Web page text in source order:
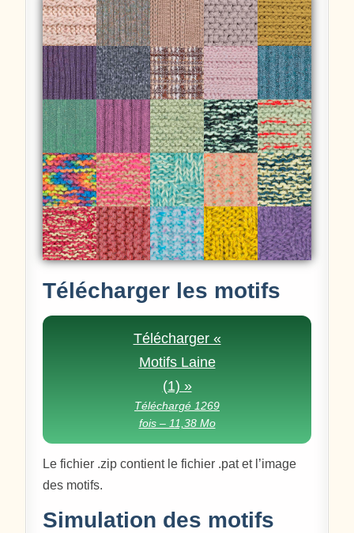
Télécharger les motifs
Télécharger «
Motifs Laine
(1) »
Téléchargé 1269
fois – 11,38 Mo
Le fichier .zip contient le fichier .pat et l’image
des motifs.
Simulation des motifs